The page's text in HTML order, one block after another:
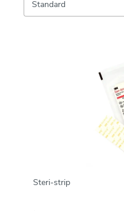
Steri-strip